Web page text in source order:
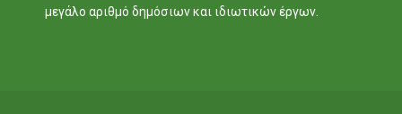
μεγάλο αριθμό δημόσιων και ιδιωτικών έργων.